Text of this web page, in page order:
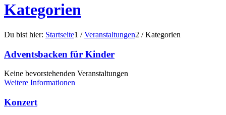
Kategorien
Du bist hier: Startseite1 / Veranstaltungen2 / Kategorien
Adventsbacken für Kinder
Keine bevorstehenden Veranstaltungen
Weitere Informationen
Konzert